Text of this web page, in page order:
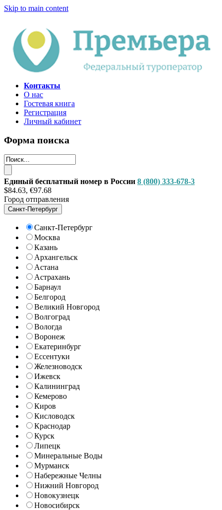
Skip to main content
Контакты
О нас
Гостевая книга
Регистрация
Личный кабинет
Форма поиска
Единый бесплатный номер в России 8 (800) 333-678-3
$84.63, €97.68
Город отправления
Санкт-Петербург
Санкт-Петербург
Москва
Казань
Архангельск
Астана
Астрахань
Барнаул
Белгород
Великий Новгород
Волгоград
Вологда
Воронеж
Екатеринбург
Ессентуки
Железноводск
Ижевск
Калининград
Кемерово
Киров
Кисловодск
Краснодар
Курск
Липецк
Минеральные Воды
Мурманск
Набережные Челны
Нижний Новгород
Новокузнецк
Новосибирск